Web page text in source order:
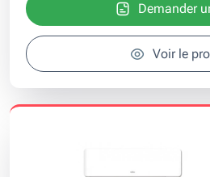
Demander
Voir le